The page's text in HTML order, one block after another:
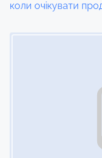
n
коли очікувати